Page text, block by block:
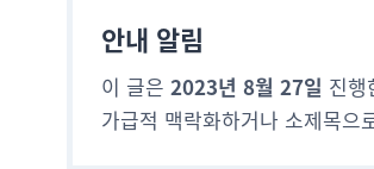
안내 알림
이 글은 2023년 8월 27일 진
가급적 맥락화하거나 소제목으